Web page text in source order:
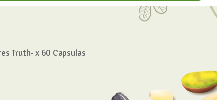
Truth- x 60 Capsulas